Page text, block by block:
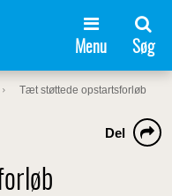
Menu Søg
Tæt støttede opstartsforløb
Del